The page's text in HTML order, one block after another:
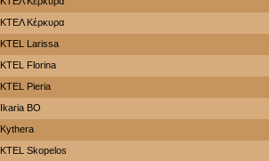
ΚΤΕΛ Κέρκυρα
KTEL Larissa
KTEL Florina
KTEL Pieria
Ikaria BO
Kythera
KTEL Skopelos